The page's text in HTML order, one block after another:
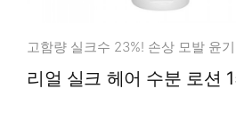
리얼 실크 헤어 수분